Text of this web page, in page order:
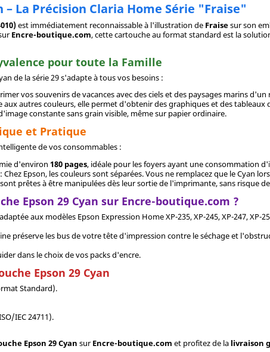
– La Précision Claria Home Série "Fraise"
est immédiatement reconnaissable à l'illustration de Fraisesur son
Encre-boutique.com, cette cartouche au format standard est la
pour toute la Famille
de la série 29 s'adapte à tous vos besoins :
vos souvenirs de vacances avec des ciels et des paysages marins d'un
aux autres couleurs, elle permet d'obtenir des graphiques et des tableaux
constante sans grain visible, même sur papier ordinaire.
et Pratique
de vos consommables :
d'environ180 pages, idéale pour les foyers ayant une consommation
: Chez Epson, les couleurs sont séparées. Vous ne remplacez que le Cyan
prêtes à être manipulées dès leur sortie de l'imprimante, sans risque
Epson 29 Cyan sur Encre-boutique.com ?
aux modèles Epson Expression Home XP-235, XP-245, XP-247, XP-
préserve les bus de votre tête d'impression contre le séchage et
dans le choix de vos packs d'encre.
Epson 29 Cyan
Standard).
IEC 24711).
Epson 29 Cyan surEncre-boutique.com et profitez de la livraison